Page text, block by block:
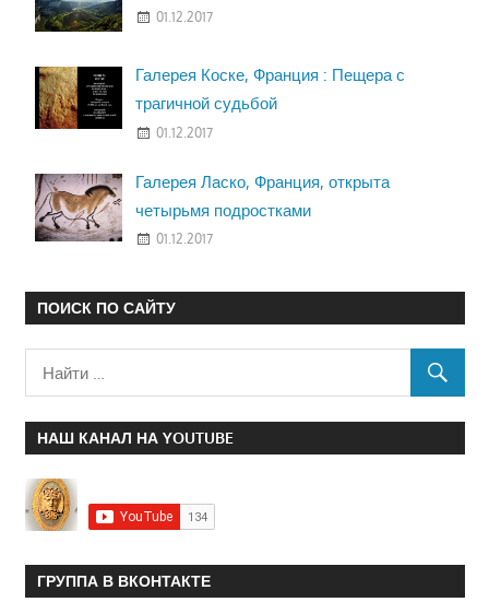
01.12.2017
Галерея Коске, Франция : Пещера с
трагичной судьбой
01.12.2017
Галерея Ласко, Франция, открыта
четырьмя подростками
01.12.2017
ПОИСК ПО САЙТУ
НАШ КАНАЛ НА YOUTUBE
ГРУППА В ВКОНТАКТЕ